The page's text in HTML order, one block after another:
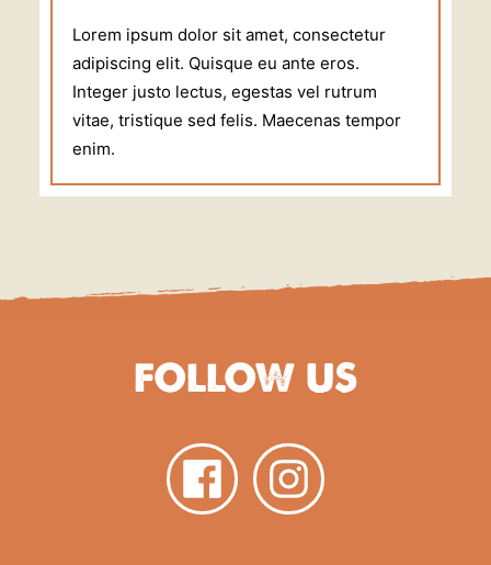
Lorem ipsum dolor sit amet, consectetur
adipiscing elit. Quisque eu ante eros.
Integer justo lectus, egestas vel rutrum
vitae, tristique sed felis. Maecenas tempor
enim.
FOLLOW US